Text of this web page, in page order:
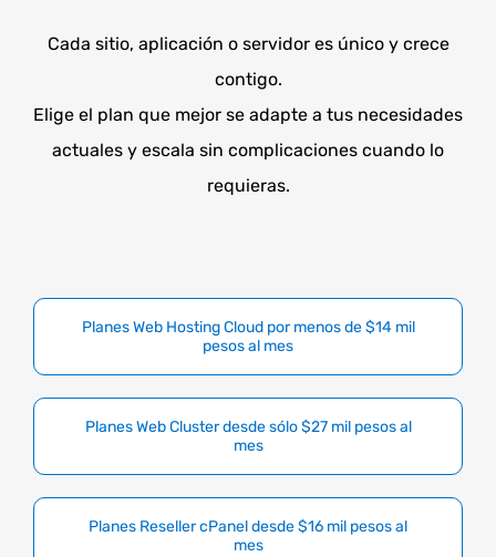
Cada sitio, aplicación o servidor es único y crece
contigo.
Elige el plan que mejor se adapte a tus necesidades
actuales y escala sin complicaciones cuando lo
requieras.
Planes Web Hosting Cloud por menos de $14 mil
pesos al mes
Planes Web Cluster desde sólo $27 mil pesos al
mes
Planes Reseller cPanel desde $16 mil pesos al
mes